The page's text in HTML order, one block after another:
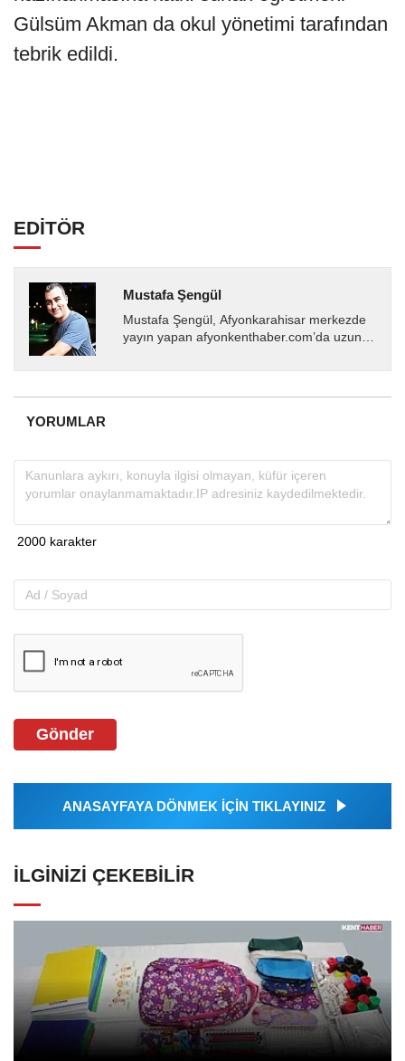
Gülsüm Akman da okul yönetimi tarafından
tebrik edildi.
EDİTÖR
Mustafa Şengül
Mustafa Şengül, Afyonkarahisar merkezde
yayın yapan afyonkenthaber.com’da uzun
almakta, haber akışı...
YORUMLAR
Gönder
ANASAYFAYA DÖNMEK İÇİN TIKLAYINIZ
İLGINIZI ÇEKEBILIR